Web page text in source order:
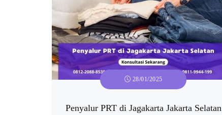
28/01/2025
Penyalur PRT di Jagakarta Jakarta Selatan